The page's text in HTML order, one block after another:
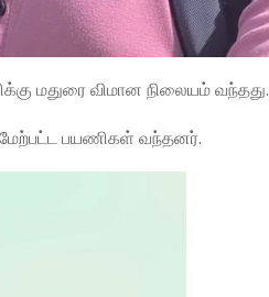
மதுரை விமான நிலையம் வந்தது.
பயணிகள் வந்தனர்.